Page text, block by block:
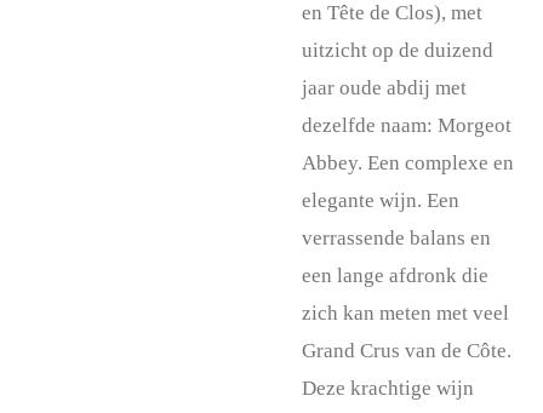
en Tête de Clos), met
uitzicht op de duizend
jaar oude abdij met
dezelfde naam: Morgeot
Abbey. Een complexe en
elegante wijn. Een
verrassende balans en
een lange afdronk die
zich kan meten met veel
Grand Crus van de Côte.
Deze krachtige wijn